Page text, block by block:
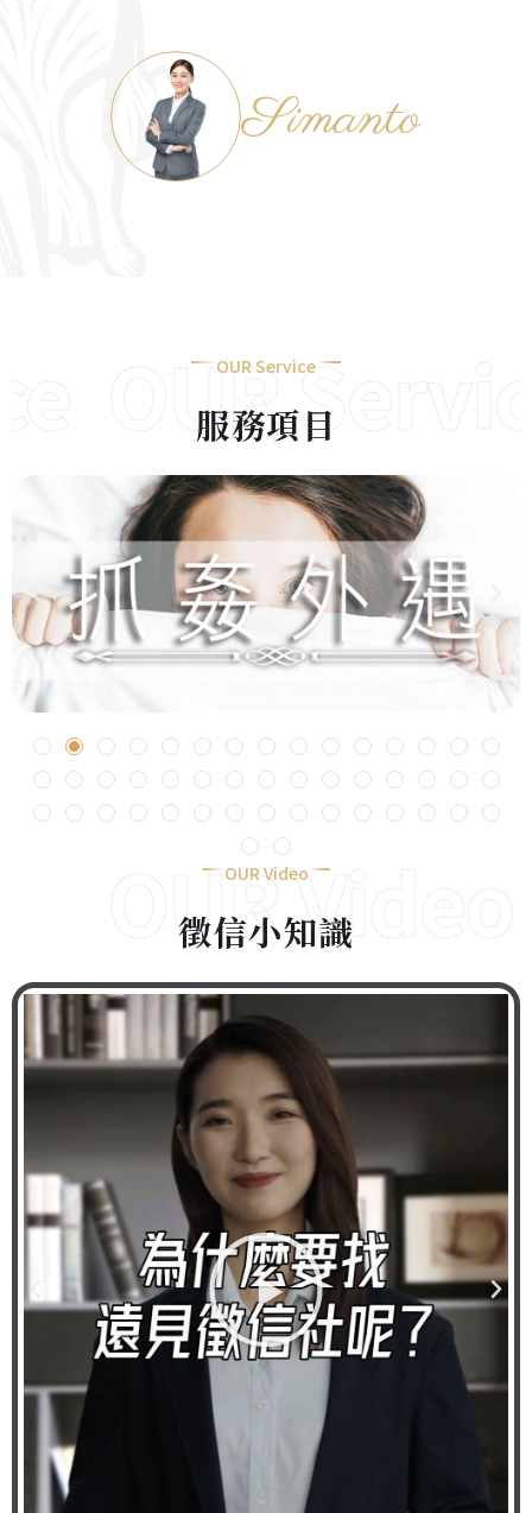
OUR
OUR Service
服務項目
OUR Video
OUR Video
徵信小知識